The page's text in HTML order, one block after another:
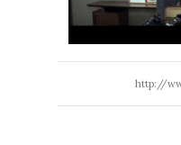
http://